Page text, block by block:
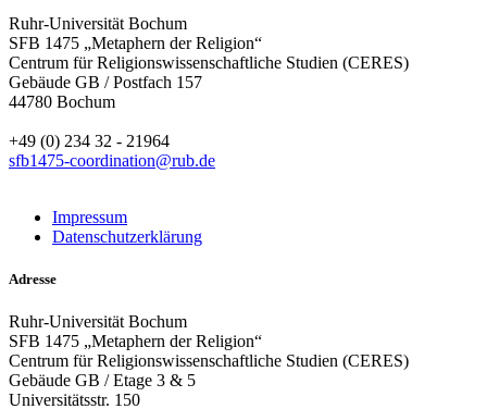
Ruhr-Universität Bochum
SFB 1475 „Metaphern der Religion“
Centrum für Religionswissenschaftliche Studien (CERES)
Gebäude GB / Postfach 157
44780 Bochum
+49 (0) 234 32 - 21964
sfb1475-coordination@rub.de
Impressum
Datenschutzerklärung
Adresse
Ruhr-Universität Bochum
SFB 1475 „Metaphern der Religion“
Centrum für Religionswissenschaftliche Studien (CERES)
Gebäude GB / Etage 3 & 5
Universitätsstr. 150